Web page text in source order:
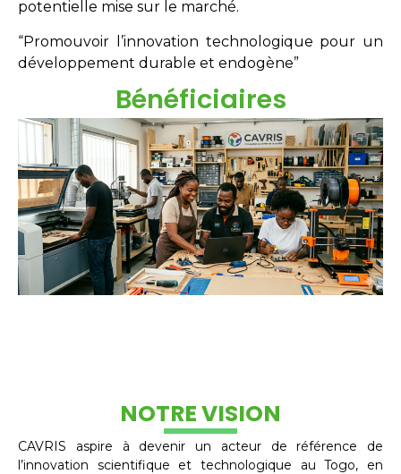
potentielle mise sur le marché.
“Promouvoir l’innovation technologique pour un
développement durable et endogène”
Bénéficiaires
Étudiants Néo-diplômés Doctorants
Chercheurs
Innovateurs
Entreprises acteurs sociaux.
NOTRE VISION
CAVRIS aspire à devenir un acteur de référence de
l’innovation scientifique et technologique au Togo, en